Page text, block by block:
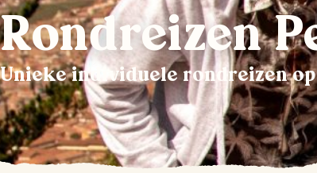
Rondreizen
Unieke individuele rondreizen